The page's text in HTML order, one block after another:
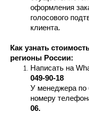
оформления
голосового
клиента.
Как узнать
регионы России:
Написать на
049-90-18
У менеджера по
номеру
06.